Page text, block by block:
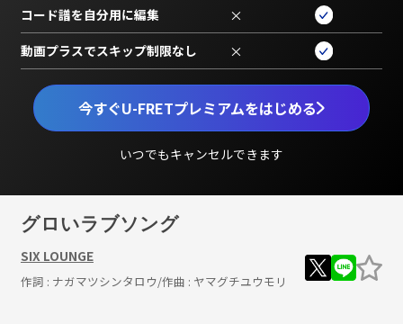
今すぐU-FRETプレミアムをはじめる
いつでもキャンセルできます
コード譜を自分用に編集 ×
動画プラスでスキップ制限なし ×
グロいラブソング
SIX LOUNGE
作詞 : ナガマツシンタロウ/作曲 : ヤマグチユウモリ